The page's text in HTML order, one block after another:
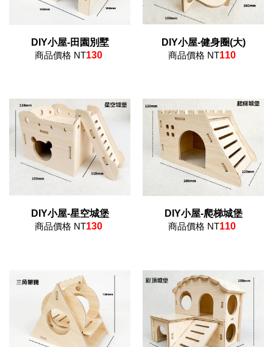
DIY小屋-田園別墅
商品價格 NT130
DIY小屋-健身圈(大)
商品價格 NT110
DIY小屋-星空城堡
商品價格 NT130
DIY小屋-爬梯城堡
商品價格 NT110